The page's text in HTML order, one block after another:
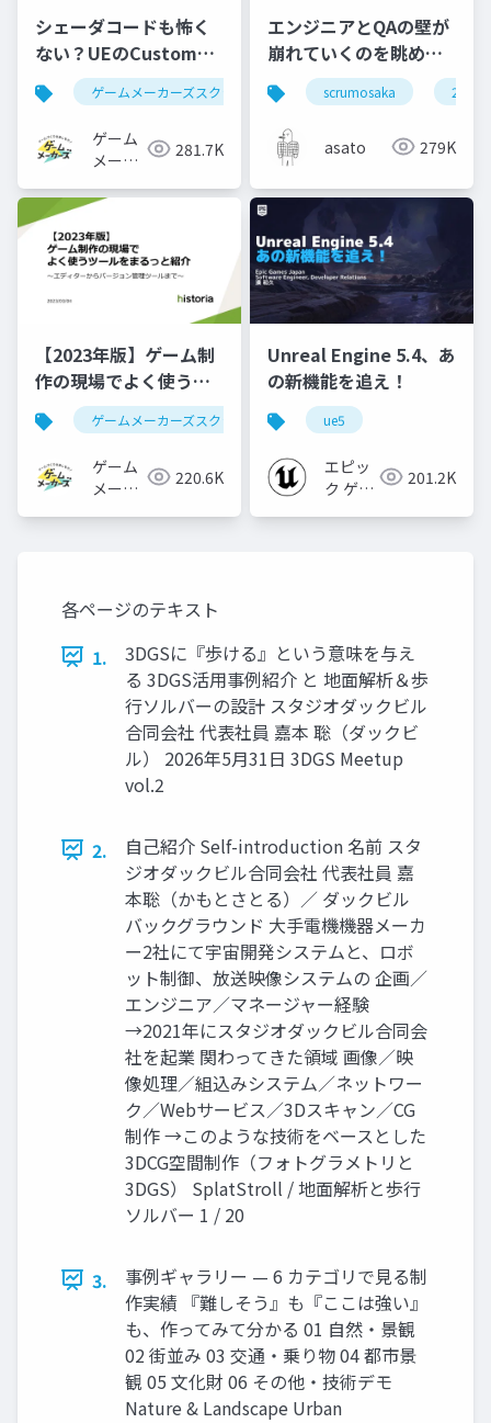
シェーダコードも怖く
ない？UEのCustomノ
ードで学ぶHLSL入門
ゲームメーカーズスクランブル ゲーム制作 ue5
ゲーム
メーカ
281.7K
エンジニアとQAの壁が
崩れていくのを眺めて
いた #scrumosaka
scrumosaka 2024
asato 279K
【2023年版】ゲーム制
作の現場でよく使うツ
ールをまるっと紹介
ゲームメーカーズスクランブル ゲーム制作
ゲーム
メーカ
220.6K
Unreal Engine 5.4、あ
の新機能を追え！
ue5
エピッ
ク ゲー
201.2K
各ページのテキスト
1.
3DGSに『歩ける』という意味を与え
る 3DGS活用事例紹介 と 地面解析＆歩
行ソルバーの設計 スタジオダックビル
合同会社 代表社員 嘉本 聡（ダックビ
ル） 2026年5月31日 3DGS Meetup
vol.2
2.
自己紹介 Self-introduction 名前 スタ
ジオダックビル合同会社 代表社員 嘉
本聡（かもとさとる）／ ダックビル
バックグラウンド 大手電機機器メーカ
ー2社にて宇宙開発システムと、ロボ
ット制御、放送映像システムの 企画／
エンジニア／マネージャー経験
→2021年にスタジオダックビル合同会
社を起業 関わってきた領域 画像／映
像処理／組込みシステム／ネットワー
ク／Webサービス／3Dスキャン／CG
制作 →このような技術をベースとした
3DCG空間制作（フォトグラメトリと
3DGS） SplatStroll / 地面解析と歩行
ソルバー 1 / 20
3.
事例ギャラリー — 6 カテゴリで見る制
作実績 『難しそう』も『ここは強い』
も、作ってみて分かる 01 自然・景観
02 街並み 03 交通・乗り物 04 都市景
観 05 文化財 06 その他・技術デモ
Nature & Landscape Urban